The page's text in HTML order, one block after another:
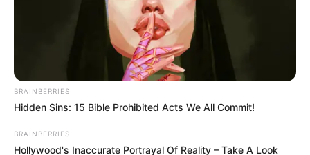
BRAINBERRIES
Hidden Sins: 15 Bible Prohibited Acts We All Commit!
BRAINBERRIES
Hollywood's Inaccurate Portrayal Of Reality – Take A Look